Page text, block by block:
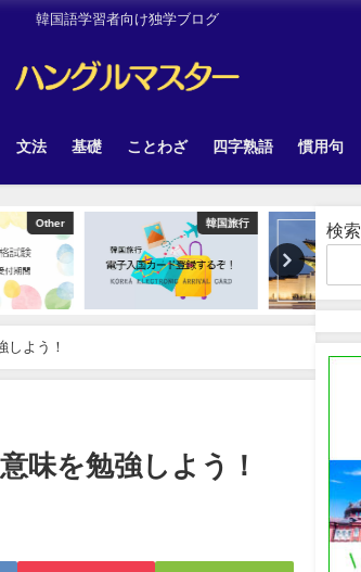
韓国語学習者向け独学ブログ
文法 基礎 ことわざ 四字熟語 慣用句
Uncategorized
しよう！
味を勉強しよう！
検索